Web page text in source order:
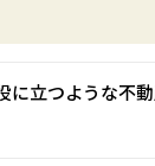
立つような不